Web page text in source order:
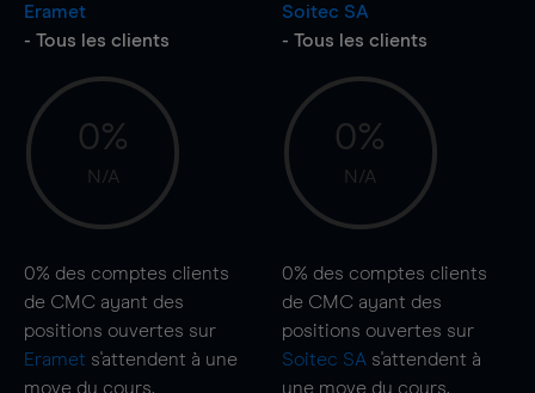
Eramet
- Tous les clients
0%
N/A
0% des comptes clients
de CMC ayant des
positions ouvertes sur
Eramet s'attendent à une
move du cours.
Soitec SA
- Tous les clients
0%
N/A
0% des comptes clients
de CMC ayant des
positions ouvertes sur
Soitec SA s'attendent à
une move du cours.